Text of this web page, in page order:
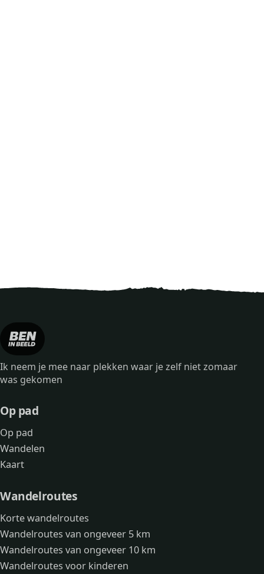
Ik neem je mee naar plekken waar je zelf niet zomaar
was gekomen
Op pad
Op pad
Wandelen
Kaart
Wandelroutes
Korte wandelroutes
Wandelroutes van ongeveer 5 km
Wandelroutes van ongeveer 10 km
Wandelroutes voor kinderen